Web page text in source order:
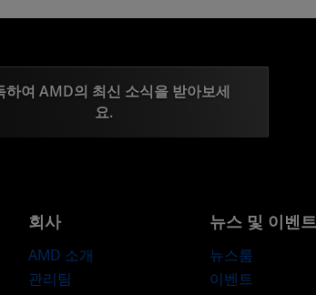
하여 AMD의 최신 소식을 받아보세
요.
회사
AMD 소개
관리팀
뉴스 및 이벤트
뉴스룸
이벤트